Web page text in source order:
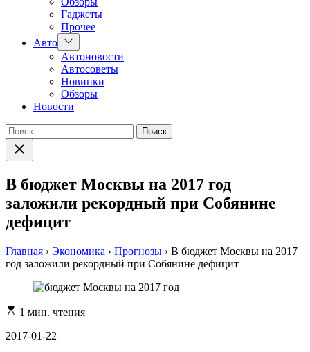
Гаджеты
Прочее
Авто Показать
подменю
Автоновости
Автосоветы
Новинки
Обзоры
Новости
Найти:
Закрыть
поиск
В бюджет Москвы на 2017 год
заложили рекордный при Собянине
дефицит
Главная › Экономика › Прогнозы › В бюджет Москвы на 2017
год заложили рекордный при Собянине дефицит
Расчетное
чтения
1 мин. чтения
2017-01-22